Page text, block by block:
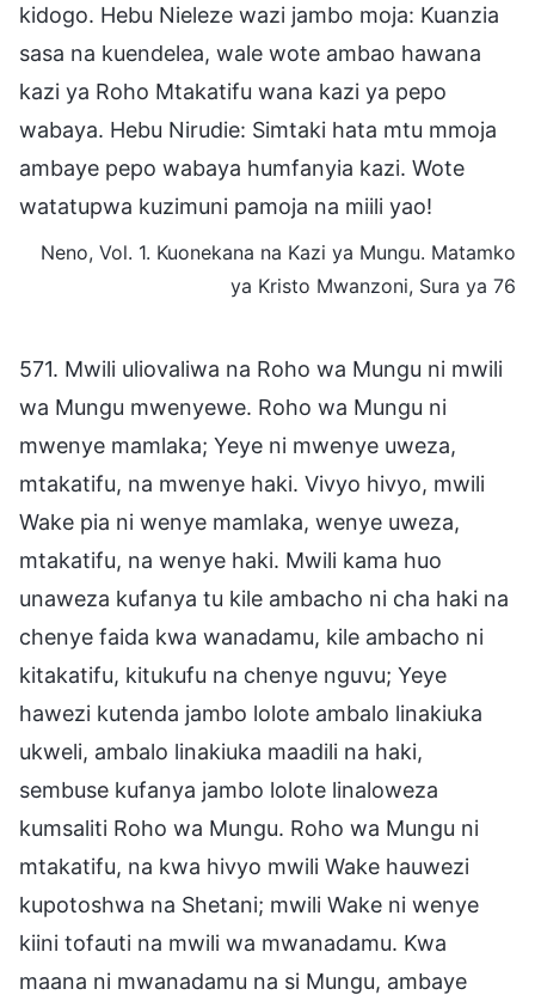
kidogo. Hebu Nieleze wazi jambo moja: Kuanzia
sasa na kuendelea, wale wote ambao hawana
kazi ya Roho Mtakatifu wana kazi ya pepo
wabaya. Hebu Nirudie: Simtaki hata mtu mmoja
ambaye pepo wabaya humfanyia kazi. Wote
watatupwa kuzimuni pamoja na miili yao!
Neno, Vol. 1. Kuonekana na Kazi ya Mungu. Matamko
ya Kristo Mwanzoni, Sura ya 76
571. Mwili uliovaliwa na Roho wa Mungu ni mwili
wa Mungu mwenyewe. Roho wa Mungu ni
mwenye mamlaka; Yeye ni mwenye uweza,
mtakatifu, na mwenye haki. Vivyo hivyo, mwili
Wake pia ni wenye mamlaka, wenye uweza,
mtakatifu, na wenye haki. Mwili kama huo
unaweza kufanya tu kile ambacho ni cha haki na
chenye faida kwa wanadamu, kile ambacho ni
kitakatifu, kitukufu na chenye nguvu; Yeye
hawezi kutenda jambo lolote ambalo linakiuka
ukweli, ambalo linakiuka maadili na haki,
sembuse kufanya jambo lolote linaloweza
kumsaliti Roho wa Mungu. Roho wa Mungu ni
mtakatifu, na kwa hivyo mwili Wake hauwezi
kupotoshwa na Shetani; mwili Wake ni wenye
kiini tofauti na mwili wa mwanadamu. Kwa
maana ni mwanadamu na si Mungu, ambaye